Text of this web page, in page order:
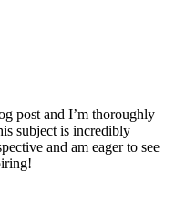
post and I’m thoroughly
subject is incredibly
and am eager to see